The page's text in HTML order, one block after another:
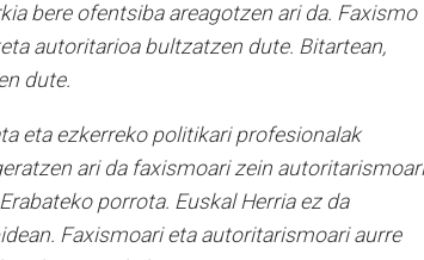
bere ofentsiba areagotzen ari da. Faxismo
autoritarioa bultzatzen dute. Bitartean,
dute.
eta ezkerreko politikari profesionalak
ari da faxismoari zein autoritarismoari
porrota. Euskal Herria ez da
Faxismoari eta autoritarismoari aurre